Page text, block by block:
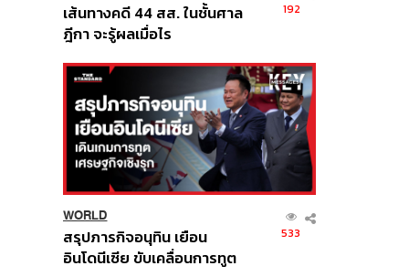
เส้นทางคดี 44 สส. ในชั้นศาล
ฎีกา จะรู้ผลเมื่อไร
192
WORLD
สรุปภารกิจอนุทิน เยือน
อินโดนีเซีย ขับเคลื่อนการทูต
533